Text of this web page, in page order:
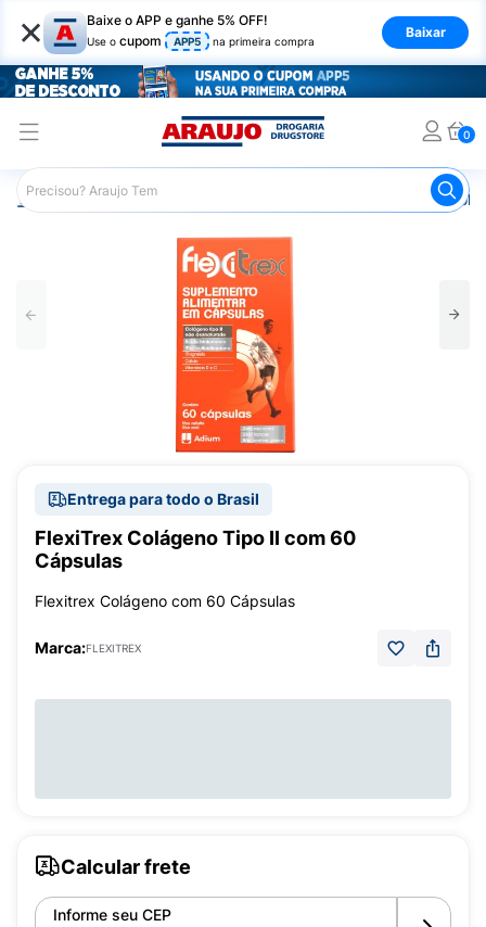
× Baixe o APP e ganhe 5% OFF!
Use o cupom APP5 na primeira compra
Baixar
0
Araujo Saúde e Bem Estar
Entrega para todo o Brasil
FlexiTrex Colágeno Tipo II com 60
Cápsulas
Flexitrex Colágeno com 60 Cápsulas
Marca:FLEXITREX
Calcular frete
Informe seu CEP